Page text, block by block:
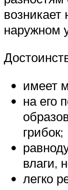
возникает
наружном
имеет
на его
грибок;
влаги,
легко